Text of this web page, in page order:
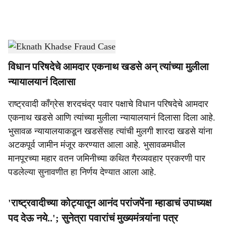
a
e
Eknath Khadse Fraud Case -Sarkarnama
विधान परिषदेचे आमदार एकनाथ खडसे अन् त्यांच्या मुलीला
न्यायालयानं दिलासा
राष्ट्रवादी काँग्रेस शरदचंद्र पवार पक्षाचे विधान परिषदेचे आमदार
एकनाथ खडसे आणि त्यांच्या मुलीला न्यायालयानं दिलासा दिला आहे.
भुसावळ न्यायालयाकडून खडसेंसह त्यांची मुलगी शारदा खडसे यांना
अटकपूर्व जामीन मंजूर करण्यात आला आहे. भुसावळमधील
मानपूरच्या महार वतन जमिनीच्या कथित गैरव्यवहार प्रकरणी पार
पडलेल्या सुनावणीत हा निर्णय देण्यात आला आहे.
'राष्ट्रवादीच्या कोट्यातून आनंद परांजपेंना म्हाडाचं उपाध्यक्ष
पद देऊ नये..'; सुनेत्रा पवारांचं मुख्यमंत्र्यांना पत्र